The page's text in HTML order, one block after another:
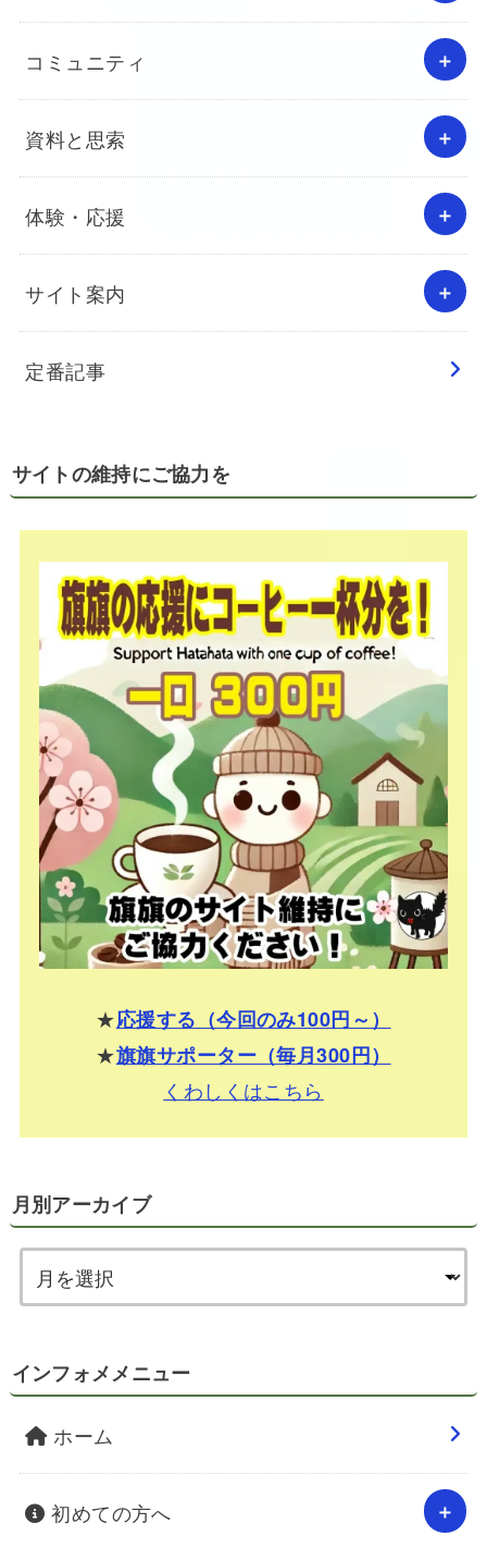
コミュニティ
資料と思索
体験・応援
サイト案内
定番記事
サイトの維持にご協力を
★応援する（今回のみ100円～）
★旗旗サポーター（毎月300円）
くわしくはこちら
月別アーカイブ
インフォメメニュー
ホーム
初めての方へ